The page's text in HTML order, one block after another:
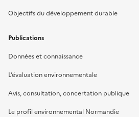
Objectifs du développement durable
Publications
Données et connaissance
L’évaluation environnementale
Avis, consultation, concertation publique
Le profil environnemental Normandie